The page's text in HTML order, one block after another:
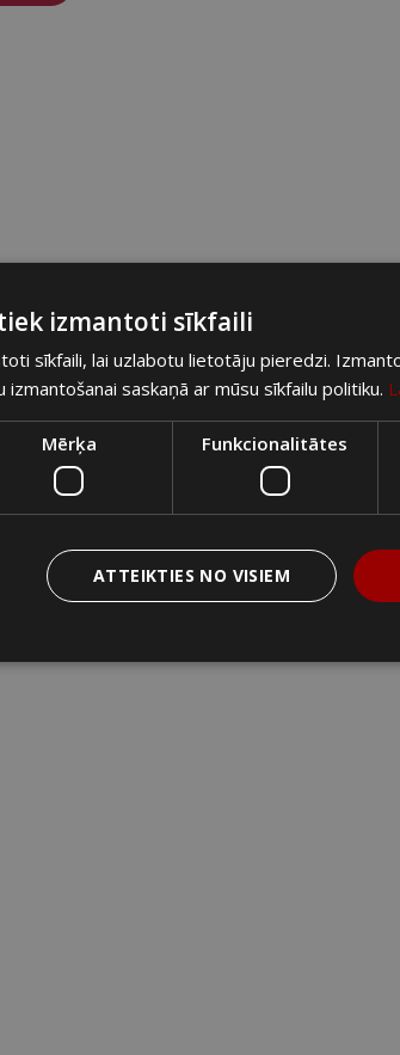
izmantoti sīkfaili
sīkfaili, lai uzlabotu lietotāju pieredzi.
saskaņā ar mūsu sīkfailu politiku.
Mērķa Funkcionalitātes
ATTEIKTIES NO VISIEM